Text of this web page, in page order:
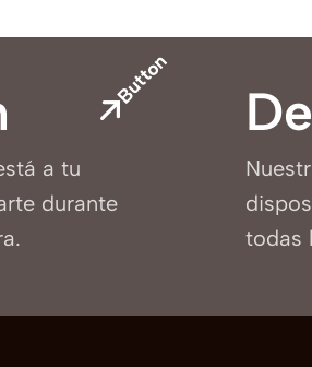
Button
a tu
durante
todas